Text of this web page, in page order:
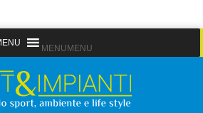
MENU MENU